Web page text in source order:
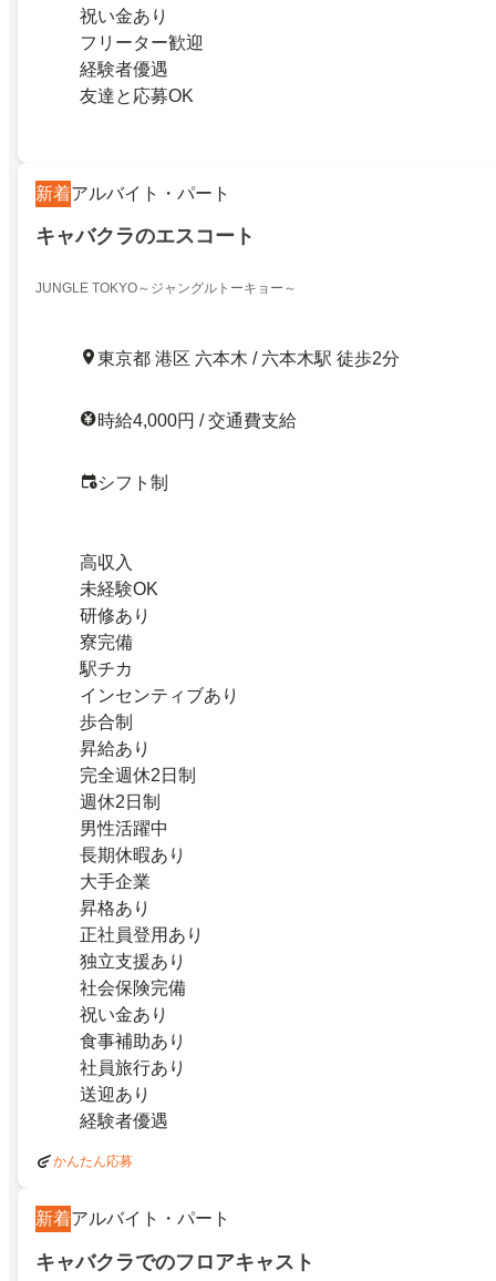
祝い金あり
フリーター歓迎
経験者優遇
友達と応募OK
新着アルバイト・パート
キャバクラのエスコート
JUNGLE TOKYO～ジャングルトーキョー～
東京都 港区 六本木 / 六本木駅 徒歩2分
時給4,000円 / 交通費支給
シフト制
高収入
未経験OK
研修あり
寮完備
駅チカ
インセンティブあり
歩合制
昇給あり
完全週休2日制
週休2日制
男性活躍中
長期休暇あり
大手企業
昇格あり
正社員登用あり
独立支援あり
社会保険完備
祝い金あり
食事補助あり
社員旅行あり
送迎あり
経験者優遇
かんたん応募
新着アルバイト・パート
キャバクラでのフロアキャスト